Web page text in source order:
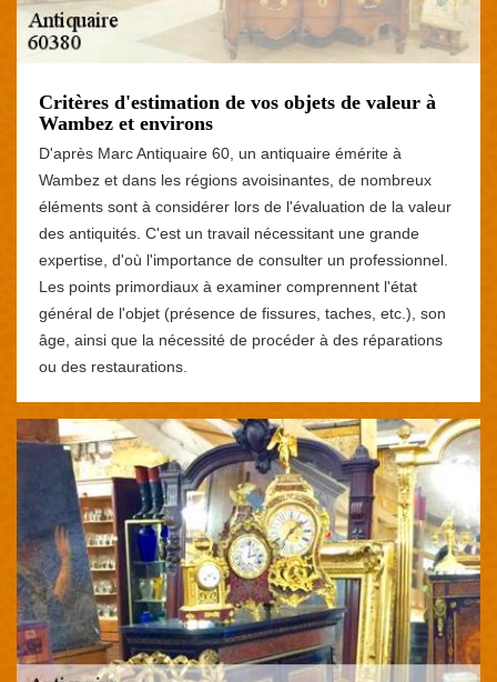
Critères d'estimation de vos objets de valeur à
Wambez et environs
D'après Marc Antiquaire 60, un antiquaire émérite à
Wambez et dans les régions avoisinantes, de nombreux
éléments sont à considérer lors de l'évaluation de la valeur
des antiquités. C'est un travail nécessitant une grande
expertise, d'où l'importance de consulter un professionnel.
Les points primordiaux à examiner comprennent l'état
général de l'objet (présence de fissures, taches, etc.), son
âge, ainsi que la nécessité de procéder à des réparations
ou des restaurations.